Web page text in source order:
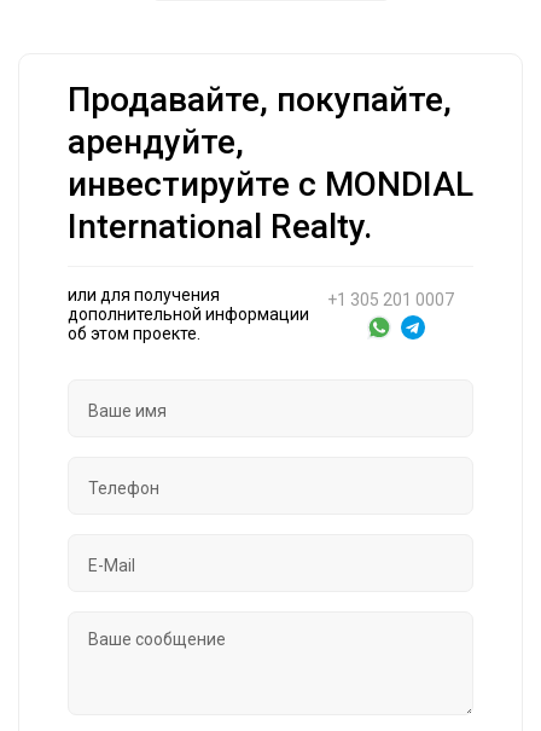
Продавайте, покупайте,
арендуйте,
инвестируйте с MONDIAL
International Realty.
или для получения
дополнительной информации
об этом проекте.
+1 305 201 0007